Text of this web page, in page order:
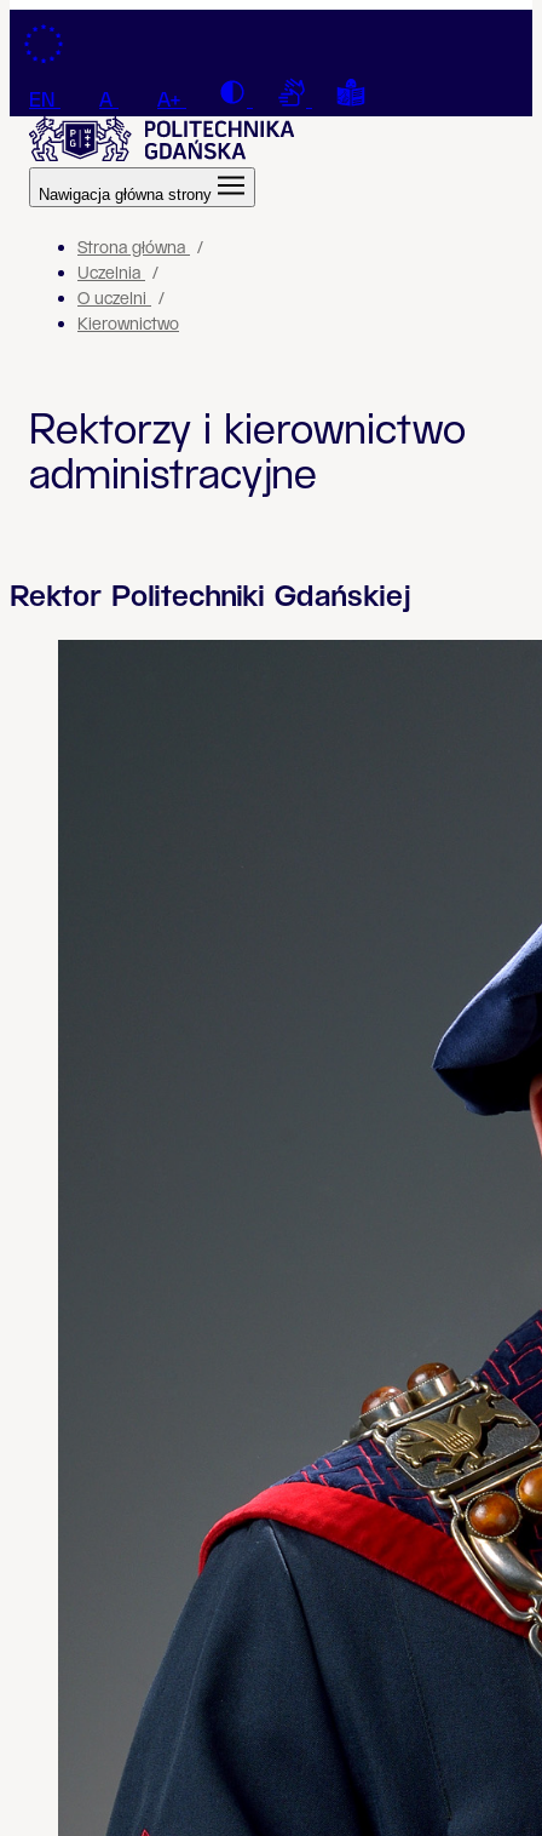
Przejdź do treści
EN A A+ Contrast Connection with a sign
Tekst łatwy do
Nawigacja główna strony
Strona główna
Uczelnia
O uczelni
Kierownictwo
Rektorzy i kierownictwo
administracyjne
Rektor Politechniki Gdańskiej